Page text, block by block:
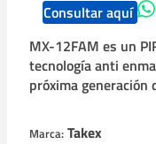
Consultar aquí
MX-12FAM es un
tecnología anti
próxima
Marca: Takex